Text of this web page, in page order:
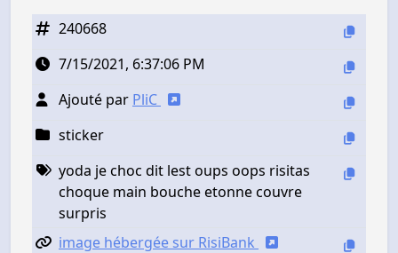
240668
7/15/2021, 6:37:06 PM
Ajouté par PliC
sticker
yoda je choc dit lest oups oops risitas
choque main bouche etonne couvre
surpris
image hébergée sur RisiBank